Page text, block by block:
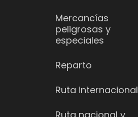
Mercancías
peligrosas y
especiales
Reparto
Ruta internacional